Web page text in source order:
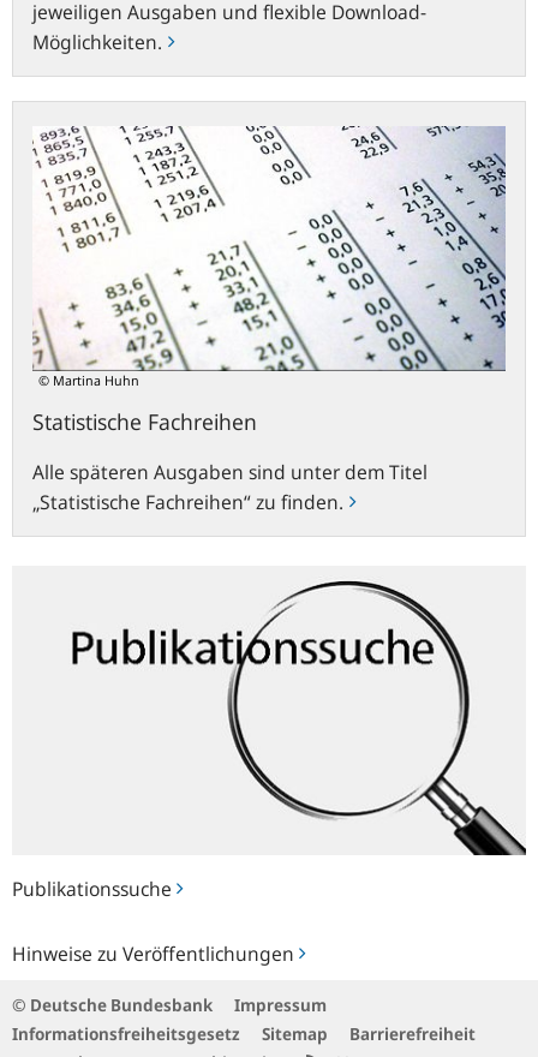
Publikationssuche
Hinweise zu Veröffentlichungen
zu
jeweiligen Ausgaben und flexible Download-
Möglichkeiten.
© Martina Huhn
Statistische Fachreihen
Alle späteren Ausgaben sind unter dem Titel
„Statistische Fachreihen“ zu finden.
Fachreihen
© Deutsche Bundesbank
Impressum
Informationsfreiheitsgesetz
Sitemap
Barrierefreiheit